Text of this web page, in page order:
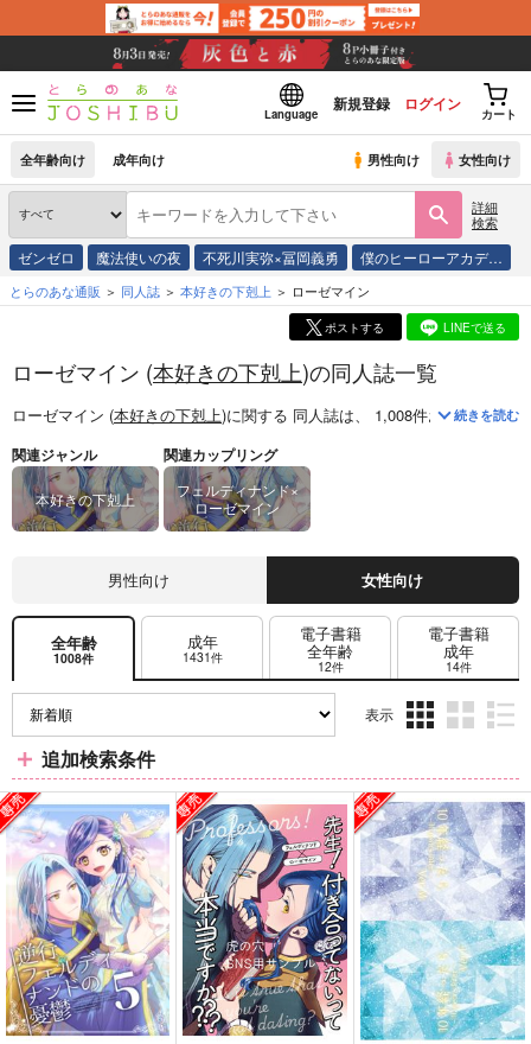
Language
新規登録 ログイン
カート
全年齢向け 成年向け 男性向け 女性向け
詳細
検索
ゼンゼロ 魔法使いの夜 不死川実弥×冨岡義勇 僕のヒーローアカデ…
とらのあな通販 同人誌 本好きの下剋上 ローゼマイン
ポストする LINEで送る
ローゼマイン (本好きの下剋上)の同人誌一覧
ローゼマイン (本好きの下剋上)に関する 同人誌は、 1,008件お取り扱いが
続きを読む
関連ジャンル
本好きの下剋上
関連カップリング
フェルディナンド×
ローゼマイン
男性向け 女性向け
全年齢
1008件
成年
1431件
電子書籍
全年齢
12件
電子書籍
成年
14件
表示
ム
表
示
ム
表
示
ム
表
示
追加検索条件